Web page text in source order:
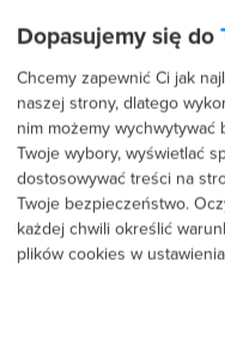
Recenzje
23 kwietnia 2026
Dawid Mielnik
PROFIL PUBLICZNY
5.0
Dopasujemy się do
Chcemy zapewnić Ci jak
naszej strony, dlatego
nim możemy wychwytywać
Twoje wybory, wyświetlać
dostosowywać treści na
Twoje bezpieczeństwo.
każdej chwili określić
plików cookies w